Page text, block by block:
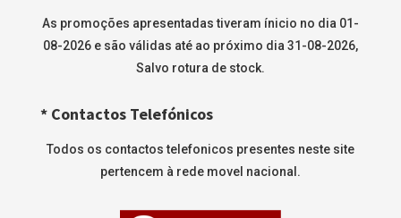
As promoções apresentadas tiveram ínicio no dia 01-
08-2026 e são válidas até ao próximo dia 31-08-2026,
Salvo rotura de stock.
* Contactos Telefónicos
Todos os contactos telefonicos presentes neste site
pertencem à rede movel nacional.